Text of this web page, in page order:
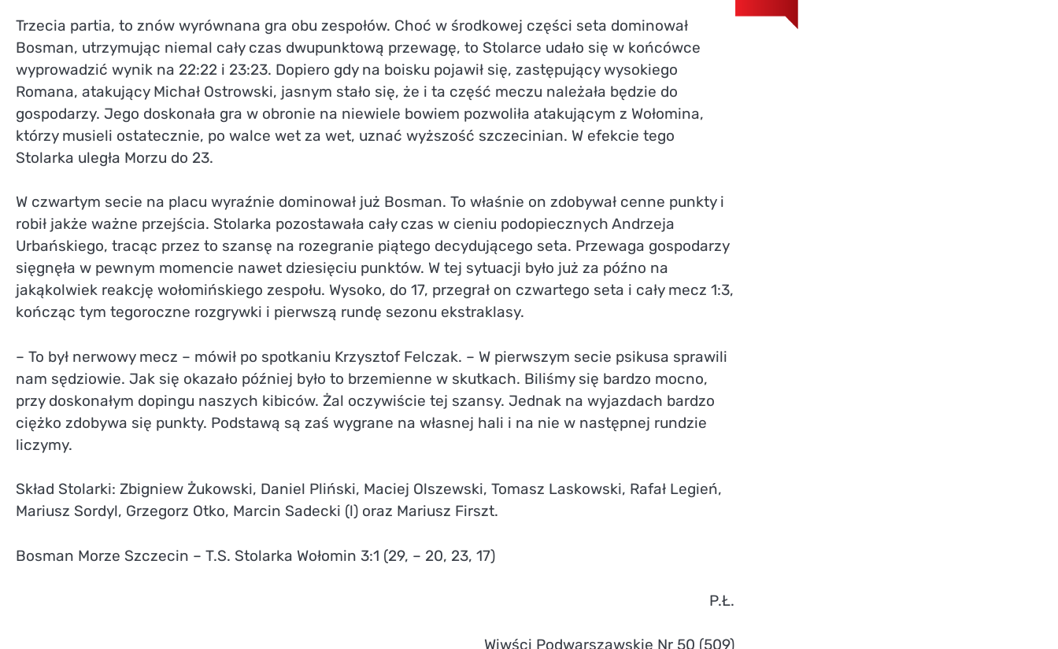
Trzecia partia, to znów wyrównana gra obu zespołów. Choć w środkowej części seta dominował
Bosman, utrzymując niemal cały czas dwupunktową przewagę, to Stolarce udało się w końcówce
wyprowadzić wynik na 22:22 i 23:23. Dopiero gdy na boisku pojawił się, zastępujący wysokiego
Romana, atakujący Michał Ostrowski, jasnym stało się, że i ta część meczu należała będzie do
gospodarzy. Jego doskonała gra w obronie na niewiele bowiem pozwoliła atakującym z Wołomina,
którzy musieli ostatecznie, po walce wet za wet, uznać wyższość szczecinian. W efekcie tego
Stolarka uległa Morzu do 23.
W czwartym secie na placu wyraźnie dominował już Bosman. To właśnie on zdobywał cenne punkty i
robił jakże ważne przejścia. Stolarka pozostawała cały czas w cieniu podopiecznych Andrzeja
Urbańskiego, tracąc przez to szansę na rozegranie piątego decydującego seta. Przewaga gospodarzy
sięgnęła w pewnym momencie nawet dziesięciu punktów. W tej sytuacji było już za późno na
jakąkolwiek reakcję wołomińskiego zespołu. Wysoko, do 17, przegrał on czwartego seta i cały mecz 1:3,
kończąc tym tegoroczne rozgrywki i pierwszą rundę sezonu ekstraklasy.
– To był nerwowy mecz – mówił po spotkaniu Krzysztof Felczak. – W pierwszym secie psikusa sprawili
nam sędziowie. Jak się okazało później było to brzemienne w skutkach. Biliśmy się bardzo mocno,
przy doskonałym dopingu naszych kibiców. Żal oczywiście tej szansy. Jednak na wyjazdach bardzo
ciężko zdobywa się punkty. Podstawą są zaś wygrane na własnej hali i na nie w następnej rundzie
liczymy.
Skład Stolarki: Zbigniew Żukowski, Daniel Pliński, Maciej Olszewski, Tomasz Laskowski, Rafał Legień,
Mariusz Sordyl, Grzegorz Otko, Marcin Sadecki (l) oraz Mariusz Firszt.
Bosman Morze Szczecin – T.S. Stolarka Wołomin 3:1 (29, – 20, 23, 17)
P.Ł.
Wiwści Podwarszawskie Nr 50 (509)